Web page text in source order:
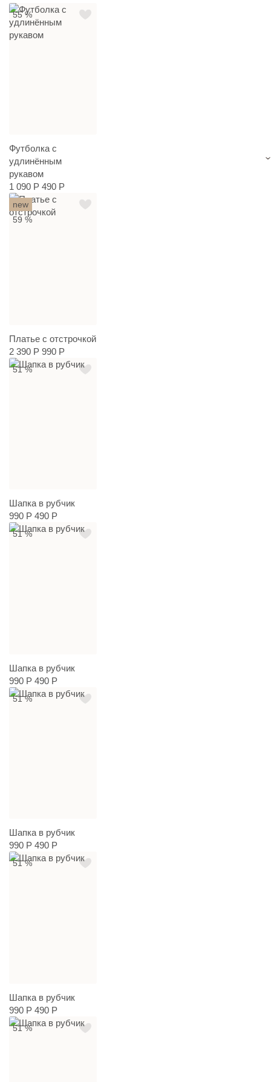
55 %
Футболка с
удлинённым
рукавом
1 090 Р 490 Р
new
59 %
Платье с отстрочкой
2 390 Р 990 Р
51 %
Шапка в рубчик
990 Р 490 Р
51 %
Шапка в рубчик
990 Р 490 Р
51 %
Шапка в рубчик
990 Р 490 Р
51 %
Шапка в рубчик
990 Р 490 Р
51 %